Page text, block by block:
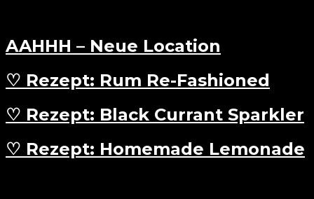
AAHHH – Neue Location
♡ Rezept: Rum Re-Fashioned
♡ Rezept: Black Currant Sparkler
♡ Rezept: Homemade Lemonade